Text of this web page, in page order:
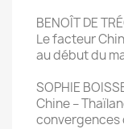
BENOÎT DE
Le facteur
au début du
SOPHIE
Chine –
convergences